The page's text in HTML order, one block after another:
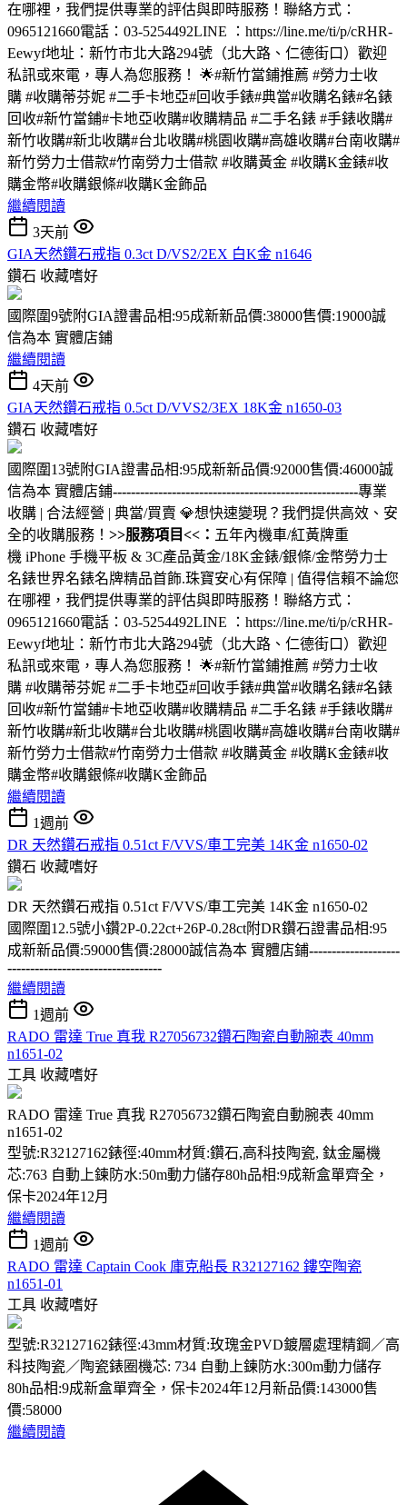
在哪裡，我們提供專業的評估與即時服務！聯絡方式：
0965121660電話：03-5254492LINE ：https://line.me/ti/p/cRHR-
Eewyf地址：新竹市北大路294號（北大路、仁德街口）歡迎
私訊或來電，專人為您服務！ 🌟#新竹當鋪推薦 #勞力士收
購 #收購蒂芬妮 #二手卡地亞#回收手錶#典當#收購名錶#名錶
回收#新竹當鋪#卡地亞收購#收購精品 #二手名錶 #手錶收購#
新竹收購#新北收購#台北收購#桃園收購#高雄收購#台南收購#
新竹勞力士借款#竹南勞力士借款 #收購黃金 #收購K金錶#收
購金幣#收購銀條#收購K金飾品
繼續閱讀
3天前
GIA天然鑽石戒指 0.3ct D/VS2/2EX 白K金 n1646
鑽石 收藏嗜好
國際圍9號附GIA證書品相:95成新新品價:38000售價:19000誠
信為本 實體店鋪
繼續閱讀
4天前
GIA天然鑽石戒指 0.5ct D/VVS2/3EX 18K金 n1650-03
鑽石 收藏嗜好
國際圍13號附GIA證書品相:95成新新品價:92000售價:46000誠
信為本 實體店鋪------------------------------------------------------專業
收購 | 合法經營 | 典當/買賣 💎想快速變現？我們提供高效、安
全的收購服務！ >>服務項目<<： 五年內機車/紅黃牌重
機 iPhone 手機平板 & 3C產品黃金/18K金錶/銀條/金幣勞力士
名錶世界名錶名牌精品首飾.珠寶安心有保障 | 值得信賴不論您
在哪裡，我們提供專業的評估與即時服務！聯絡方式：
0965121660電話：03-5254492LINE ：https://line.me/ti/p/cRHR-
Eewyf地址：新竹市北大路294號（北大路、仁德街口）歡迎
私訊或來電，專人為您服務！ 🌟#新竹當鋪推薦 #勞力士收
購 #收購蒂芬妮 #二手卡地亞#回收手錶#典當#收購名錶#名錶
回收#新竹當鋪#卡地亞收購#收購精品 #二手名錶 #手錶收購#
新竹收購#新北收購#台北收購#桃園收購#高雄收購#台南收購#
新竹勞力士借款#竹南勞力士借款 #收購黃金 #收購K金錶#收
購金幣#收購銀條#收購K金飾品
繼續閱讀
1週前
DR 天然鑽石戒指 0.51ct F/VVS/車工完美 14K金 n1650-02
鑽石 收藏嗜好
DR 天然鑽石戒指 0.51ct F/VVS/車工完美 14K金 n1650-02
國際圍12.5號小鑽2P-0.22ct+26P-0.28ct附DR鑽石證書品相:95
成新新品價:59000售價:28000誠信為本 實體店鋪--------------------
----------------------------------
繼續閱讀
1週前
RADO 雷達 True 真我 R27056732鑽石陶瓷自動腕表 40mm
n1651-02
工具 收藏嗜好
RADO 雷達 True 真我 R27056732鑽石陶瓷自動腕表 40mm
n1651-02
型號:R32127162錶徑:40mm材質:鑽石,高科技陶瓷, 鈦金屬機
芯:763 自動上鍊防水:50m動力儲存80h品相:9成新盒單齊全，
保卡2024年12月
繼續閱讀
1週前
RADO 雷達 Captain Cook 庫克船長 R32127162 鏤空陶瓷
n1651-01
工具 收藏嗜好
型號:R32127162錶徑:43mm材質:玫瑰金PVD鍍層處理精鋼／高
科技陶瓷／陶瓷錶圈機芯: 734 自動上鍊防水:300m動力儲存
80h品相:9成新盒單齊全，保卡2024年12月新品價:143000售
價:58000
繼續閱讀